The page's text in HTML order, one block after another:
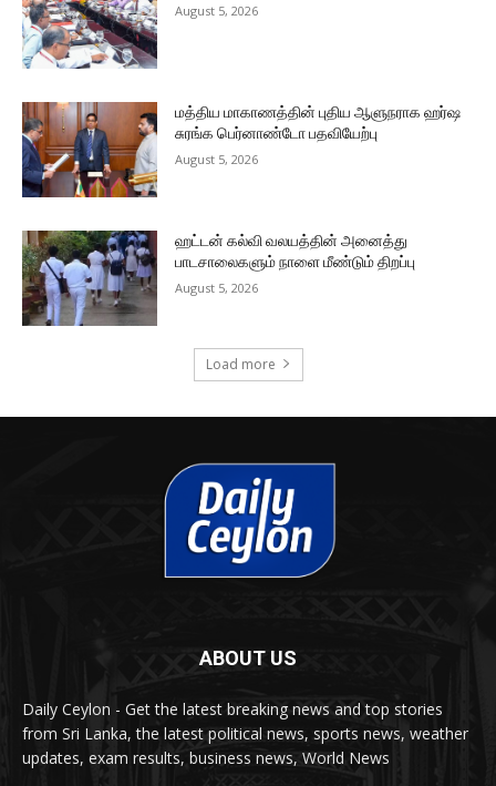
August 5, 2026
மத்திய மாகாணத்தின் புதிய ஆளுநராக ஹர்ஷ
சுரங்க பெர்னாண்டோ பதவியேற்பு
August 5, 2026
ஹட்டன் கல்வி வலயத்தின் அனைத்து
பாடசாலைகளும் நாளை மீண்டும் திறப்பு
August 5, 2026
Load more
ABOUT US
Daily Ceylon - Get the latest breaking news and top stories
from Sri Lanka, the latest political news, sports news, weather
updates, exam results, business news, World News